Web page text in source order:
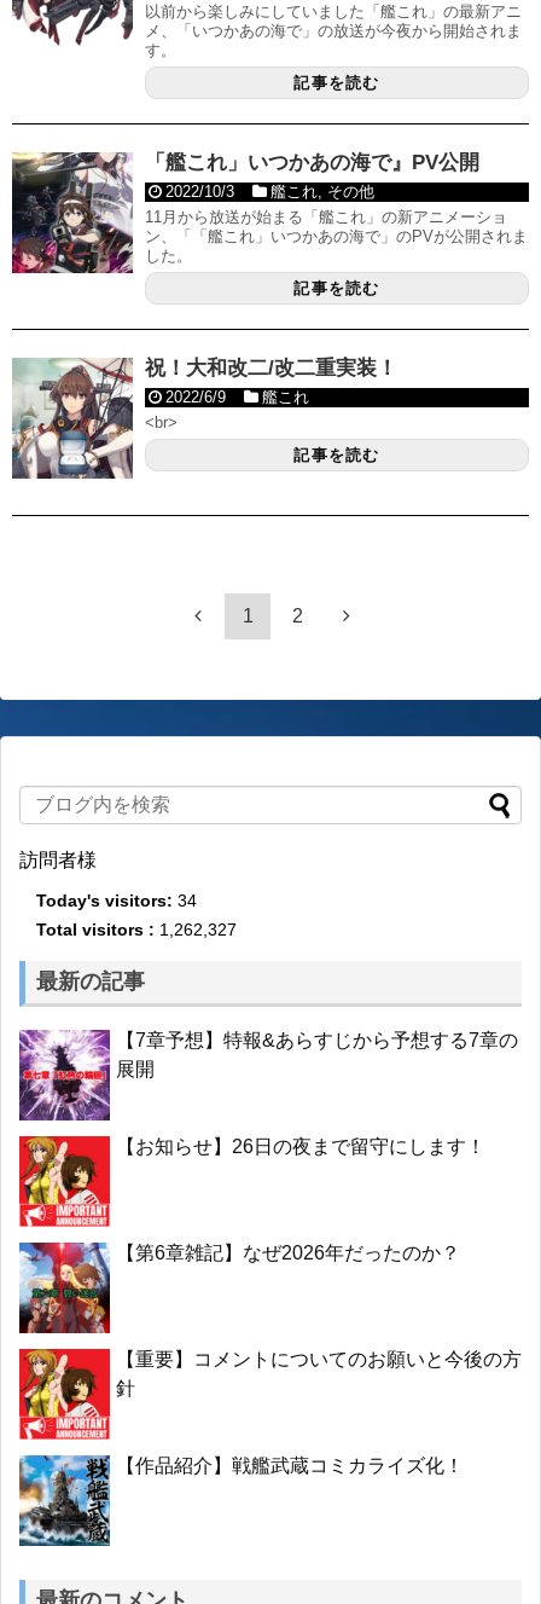
以前から楽しみにしていました「艦これ」の最新アニ
メ、「いつかあの海で」の放送が今夜から開始されま
す。
記事を読む
「艦これ」いつかあの海で』PV公開
2022/10/3 艦これ, その他
11月から放送が始まる「艦これ」の新アニメーショ
ン、「「艦これ」いつかあの海で」のPVが公開されま
した。
記事を読む
祝！大和改二/改二重実装！
2022/6/9
艦これ
<br>
記事を読む
1 2
訪問者様
Today's visitors: 34
Total visitors : 1,262,327
最新の記事
【7章予想】特報&あらすじから予想する7章の
展開
【お知らせ】26日の夜まで留守にします！
【第6章雑記】なぜ2026年だったのか？
【重要】コメントについてのお願いと今後の方
針
【作品紹介】戦艦武蔵コミカライズ化！